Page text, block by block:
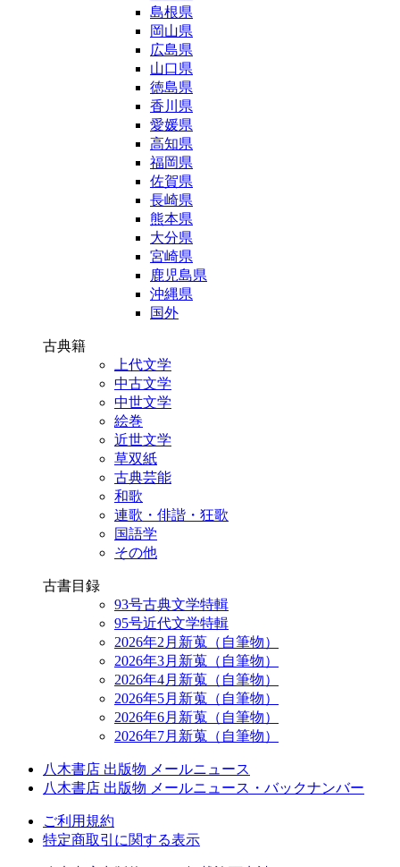
島根県
岡山県
広島県
山口県
徳島県
香川県
愛媛県
高知県
福岡県
佐賀県
長崎県
熊本県
大分県
宮崎県
鹿児島県
沖縄県
国外
古典籍
上代文学
中古文学
中世文学
絵巻
近世文学
草双紙
古典芸能
和歌
連歌・俳諧・狂歌
国語学
その他
古書目録
93号古典文学特輯
95号近代文学特輯
2026年2月新蒐（自筆物）
2026年3月新蒐（自筆物）
2026年4月新蒐（自筆物）
2026年5月新蒐（自筆物）
2026年6月新蒐（自筆物）
2026年7月新蒐（自筆物）
八木書店 出版物 メールニュース
八木書店 出版物 メールニュース・バックナンバー
ご利用規約
特定商取引に関する表示